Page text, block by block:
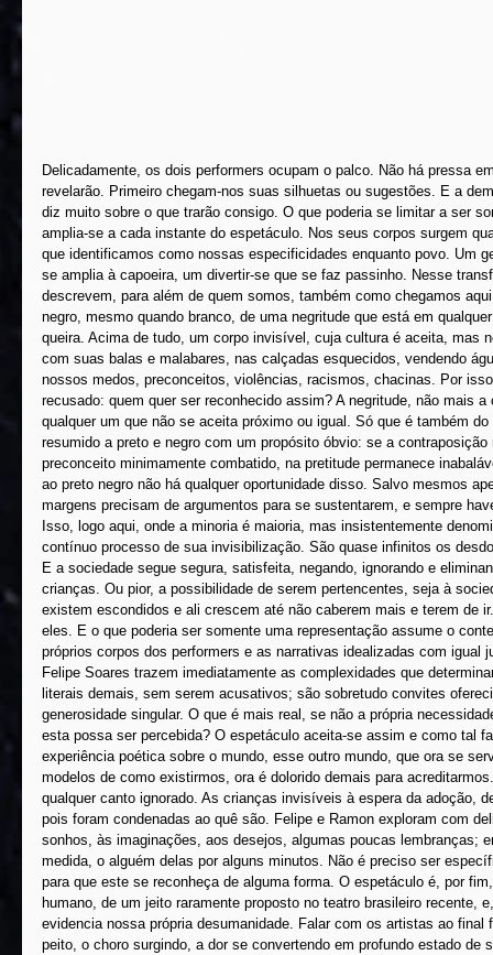
Delicadamente, os dois performers ocupam o palco. Não há pressa
revelarão. Primeiro chegam-nos suas silhuetas ou sugestões. E a
diz muito sobre o que trarão consigo. O que poderia se limitar a ser
amplia-se a cada instante do espetáculo. Nos seus corpos surgem
que identificamos como nossas especificidades enquanto povo. Um
se amplia à capoeira, um divertir-se que se faz passinho. Nesse
descrevem, para além de quem somos, também como chegamos
negro, mesmo quando branco, de uma negritude que está em
queira. Acima de tudo, um corpo invisível, cuja cultura é aceita, mas
com suas balas e malabares, nas calçadas esquecidos, vendendo
nossos medos, preconceitos, violências, racismos, chacinas. Por
recusado: quem quer ser reconhecido assim? A negritude, não mais
qualquer um que não se aceita próximo ou igual. Só que é também
resumido a preto e negro com um propósito óbvio: se a
preconceito minimamente combatido, na pretitude permanece
ao preto negro não há qualquer oportunidade disso. Salvo mesmos
margens precisam de argumentos para se sustentarem, e sempre
Isso, logo aqui, onde a minoria é maioria, mas insistentemente
contínuo processo de sua invisibilização. São quase infinitos os
E a sociedade segue segura, satisfeita, negando, ignorando e
crianças. Ou pior, a possibilidade de serem pertencentes, seja à
existem escondidos e ali crescem até não caberem mais e terem de
eles. E o que poderia ser somente uma representação assume o
próprios corpos dos performers e as narrativas idealizadas com igual
Felipe Soares trazem imediatamente as complexidades que
literais demais, sem serem acusativos; são sobretudo convites
generosidade singular. O que é mais real, se não a própria
esta possa ser percebida? O espetáculo aceita-se assim e como tal
experiência poética sobre o mundo, esse outro mundo, que ora se
modelos de como existirmos, ora é dolorido demais para
qualquer canto ignorado. As crianças invisíveis à espera da adoção,
pois foram condenadas ao quê são. Felipe e Ramon exploram com
sonhos, às imaginações, aos desejos, algumas poucas lembranças;
medida, o alguém delas por alguns minutos. Não é preciso ser
para que este se reconheça de alguma forma. O espetáculo é, por
humano, de um jeito raramente proposto no teatro brasileiro
evidencia nossa própria desumanidade. Falar com os artistas ao
peito, o choro surgindo, a dor se convertendo em profundo estado de